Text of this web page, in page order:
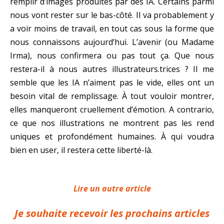
nous vont rester sur le bas-côté. Il va probablement y
a voir moins de travail, en tout cas sous la forme que
nous connaissons aujourd’hui. L’avenir (ou Madame
Irma), nous confirmera ou pas tout ça. Que nous
restera-il à nous autres illustrateurs.trices ? Il me
semble que les IA n’aiment pas le vide, elles ont un
besoin vital de remplissage. À tout vouloir montrer,
elles manqueront cruellement d’émotion. A contrario,
ce que nos illustrations ne montrent pas les rend
uniques et profondément humaines. À qui voudra
bien en user, il restera cette liberté-là.
Lire un autre article
Je souhaite recevoir les prochains articles